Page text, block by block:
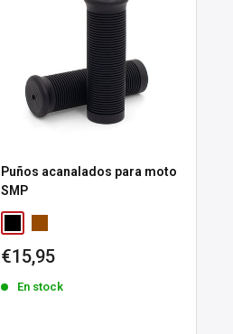
Puños acanalados para moto
SMP
Precio
venta
€15,95
En stock